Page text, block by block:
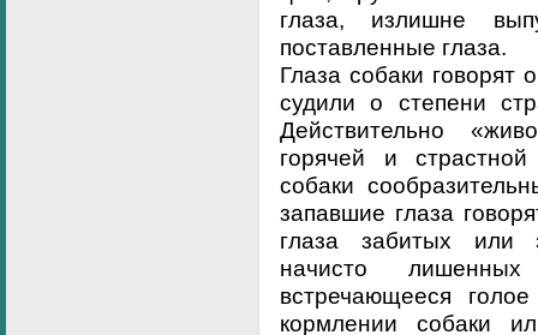
глаза, излишне
поставленные глаза.
Глаза собаки
судили о степени
Действительно
горячей и
собаки
запавшие глаза
глаза забитых или
начисто лишенных
встречающееся
кормлении собаки